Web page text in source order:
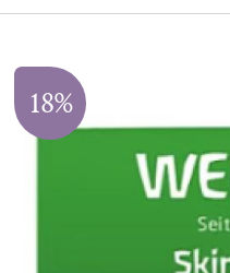
18%